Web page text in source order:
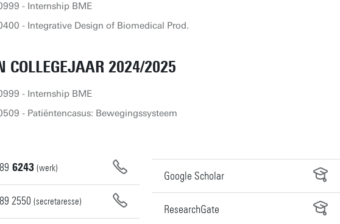
- Internship BME
- Integrative Design of Biomedical Prod.
COLLEGEJAAR 2024/2025
- Internship BME
- Patiëntencasus: Bewegingssysteem
6243 (werk)
2550 (secretaresse)
Google Scholar
ResearchGate